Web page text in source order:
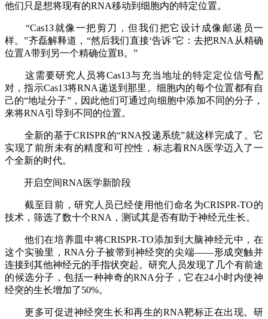
他们只是想将现有的RNA移动到细胞内的特定位置。
“Cas13就像一把剪刀，但我们把它设计成像邮递员一
样。”齐磊解释道，“然后我们直接‘告诉’它：去把RNA从精确
位置A带到另一个精确位置B。”
这需要研究人员将Cas13与充当地址的特定定位信号配
对，指示Cas13将RNA递送到那里。细胞内的每个位置都有自
己的“地址分子”，因此他们可通过向细胞中添加不同的分子，
来将RNA引导到不同的位置。
全新的基于CRISPR的“RNA投递系统”就这样完成了。它
实现了前所未有的精度和可控性，标志着RNA医学迈入了一
个全新的时代。
开启空间RNA医学新阶段
截至目前，研究人员已经使用他们命名为CRISPR-TO的
技术，筛选了数十个RNA，测试其是否有助于神经元生长。
他们在培养皿中将CRISPR-TO添加到大脑神经元中，在
这个实验里，RNA分子被带到神经突的尖端——形成突触并
连接到其他神经元的手指状突起。研究人员发现了几个有前途
的候选分子，包括一种神奇的RNA分子，它在24小时内使神
经突的生长增加了50%。
更多可促进神经突生长和再生的RNA靶标正在出现。研